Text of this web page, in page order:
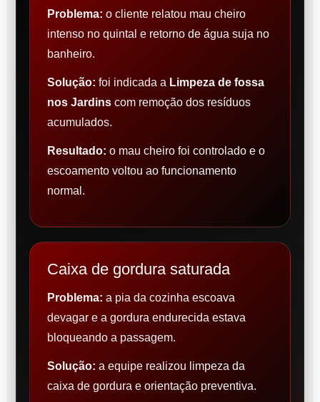
Problema: o cliente relatou mau cheiro
intenso no quintal e retorno de água suja no
banheiro.
Solução: foi indicada a Limpeza de fossa
nos Jardins com remoção dos resíduos
acumulados.
Resultado: o mau cheiro foi controlado e o
escoamento voltou ao funcionamento
normal.
Caixa de gordura saturada
Problema: a pia da cozinha escoava
devagar e a gordura endurecida estava
bloqueando a passagem.
Solução: a equipe realizou limpeza da
caixa de gordura e orientação preventiva.